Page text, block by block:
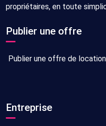
propriétaires, en toute
Publier une offre
Publier une offre de
Entreprise